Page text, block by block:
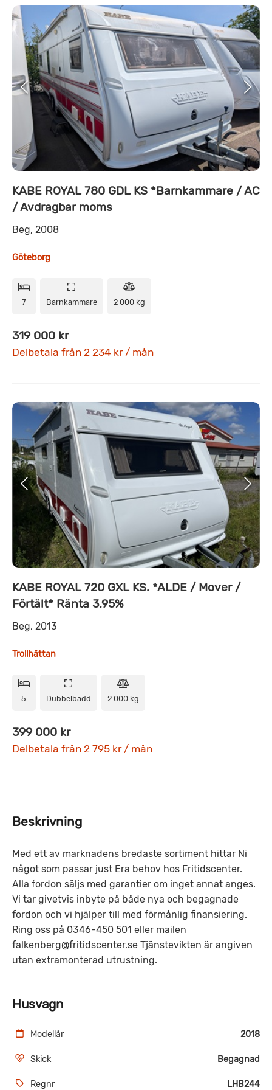
KABE ROYAL 780 GDL KS *Barnkammare / AC
/ Avdragbar moms
Beg, 2008
Göteborg
7 Barnkammare 2 000 kg
319 000 kr
Delbetala från 2 234 kr / mån
KABE ROYAL 720 GXL KS. *ALDE / Mover /
Förtält* Ränta 3.95%
Beg, 2013
Trollhättan
5 Dubbelbädd 2 000 kg
399 000 kr
Delbetala från 2 795 kr / mån
Beskrivning
Med ett av marknadens bredaste sortiment hittar Ni
något som passar just Era behov hos Fritidscenter.
Alla fordon säljs med garantier om inget annat anges.
Vi tar givetvis inbyte på både nya och begagnade
fordon och vi hjälper till med förmånlig finansiering.
Ring oss på 0346-450 501 eller mailen
falkenberg@fritidscenter.se Tjänstevikten är angiven
utan extramonterad utrustning.
Husvagn
Modellår 2018
Skick Begagnad
Regnr LHB244